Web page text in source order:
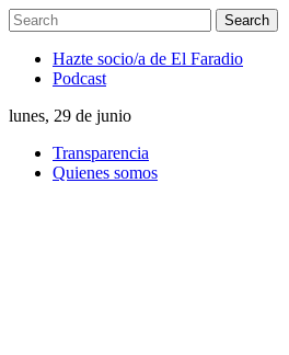
Hazte socio/a de El Faradio
Podcast
lunes, 29 de junio
Transparencia
Quienes somos